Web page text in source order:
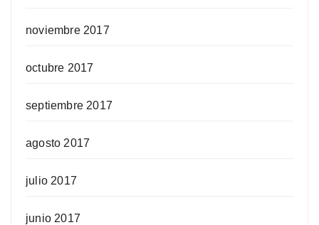
noviembre 2017
octubre 2017
septiembre 2017
agosto 2017
julio 2017
junio 2017